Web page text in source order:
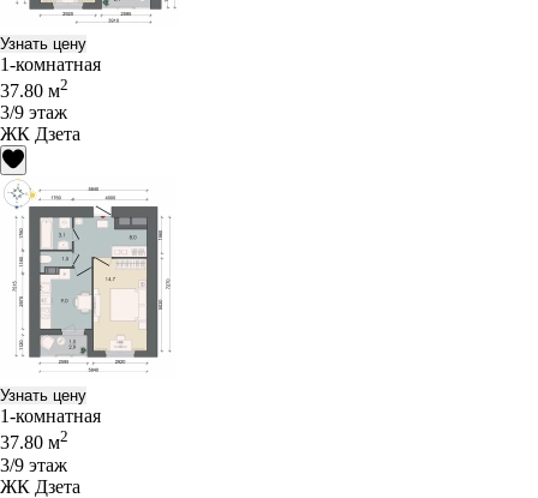
Узнать цену
1-комнатная
37.80 м2
3/9 этаж
ЖК Дзета
Узнать цену
1-комнатная
37.80 м2
3/9 этаж
ЖК Дзета